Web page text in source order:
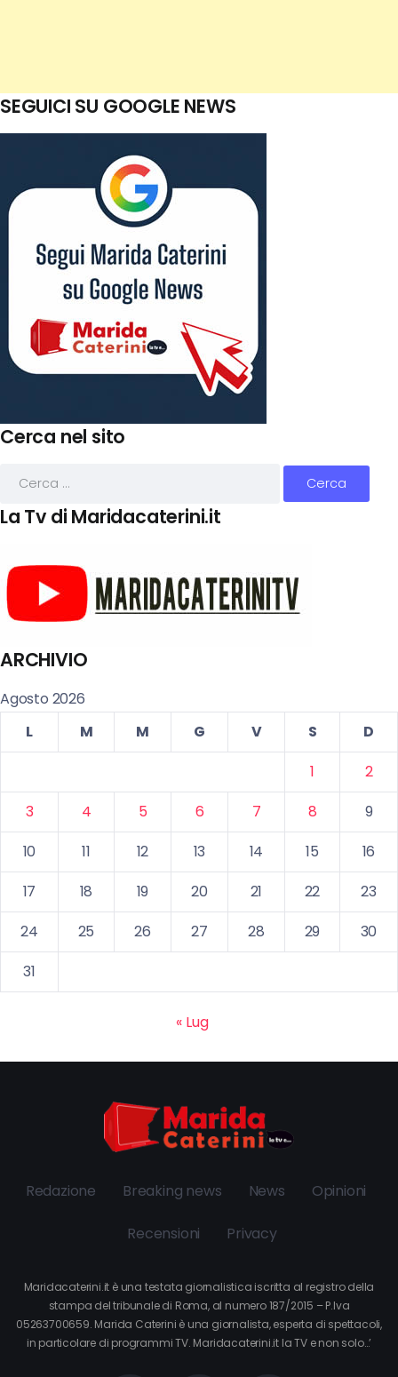
SEGUICI SU GOOGLE NEWS
Cerca nel sito
La Tv di Maridacaterini.it
ARCHIVIO
Agosto 2026
L
M M G V S
D
1
2
3
4 5 6 7 8
9
10
11 12 13 14 15
16
17
18 19 20 21 22
23
24
25 26 27 28 29
30
31
« Lug
Redazione Breaking news News Opinioni
Recensioni Privacy
Maridacaterini.it è una testata giornalistica iscritta al registro della
stampa del tribunale di Roma, al numero 187/2015 – P.Iva
05263700659. Marida Caterini è una giornalista, esperta di spettacoli,
in particolare di programmi TV. Maridacaterini.it la TV e non solo…’